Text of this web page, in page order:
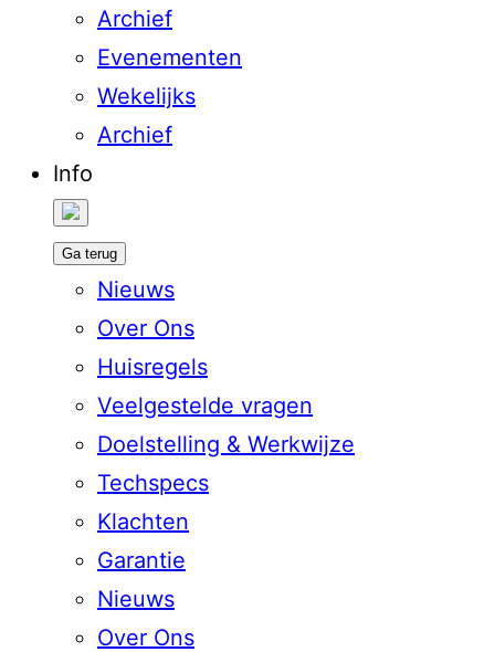
Archief
Evenementen
Wekelijks
Archief
Info
Ga terug
Nieuws
Over Ons
Huisregels
Veelgestelde vragen
Doelstelling & Werkwijze
Techspecs
Klachten
Garantie
Nieuws
Over Ons